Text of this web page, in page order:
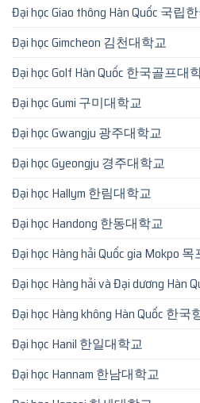
Đại học Giao thông Hàn Quốc 국립
Đại học Gimcheon 김천대학교
Đại học Golf Hàn Quốc 한국골프대
Đại học Gumi 구미대학교
Đại học Gwangju 광주대학교
Đại học Gyeongju 경주대학교
Đại học Hallym 한림대학교
Đại học Handong 한동대학교
Đại học Hàng hải Quốc gia Mokpo
Đại học Hàng hải và Đại dương Hàn
Đại học Hàng không Hàn Quốc 한
Đại học Hanil 한일대학교
Đại học Hannam 한남대학교